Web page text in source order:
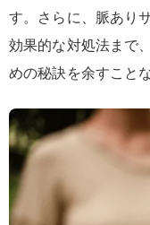
す。さらに、脈あり
効果的な対処法まで
めの秘訣を余すこと